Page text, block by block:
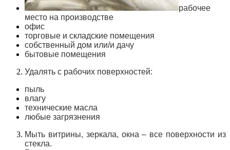
рабочее
место на производстве
офис
торговые и складские помещения
собственный дом или/и дачу
бытовые помещения
Удалять с рабочих поверхностей:
пыль
влагу
технические масла
любые загрязнения
Мыть витрины, зеркала, окна – все поверхности из
стекла.